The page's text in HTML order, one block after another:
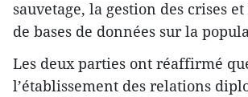
sauvetage, la gestion des crises
de bases de données sur la
Les deux parties ont réaffirmé
l’établissement des relations